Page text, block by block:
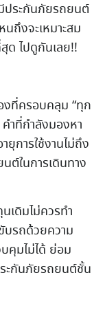
ประกันภัยรถยนต์
ถึงจะเหมาะสม
ด ไปดูกันเลย!!
งที่ครอบคลุม “ทุก
ำที่กำลังมองหา
การใช้งานไม่ถึง
ต์ในการเดินทาง
เดิมไม่ควรทำ
บรถด้วยความ
คุมไม่ได้ ย่อม
ะกันภัยรถยนต์ชั้น